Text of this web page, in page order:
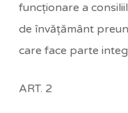
funcţionare a
de învăţământ
care face parte
ART. 2